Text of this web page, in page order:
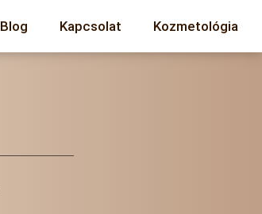
Blog Kapcsolat Kozmetológia